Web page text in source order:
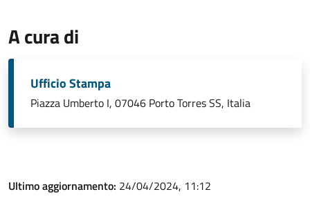
A cura di
Ufficio Stampa
Piazza Umberto I, 07046 Porto Torres SS, Italia
Ultimo aggiornamento: 24/04/2024, 11:12